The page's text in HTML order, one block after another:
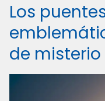
Los
de misterio